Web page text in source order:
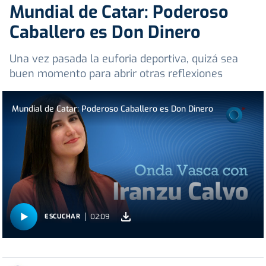
Mundial de Catar: Poderoso
Caballero es Don Dinero
Una vez pasada la euforia deportiva, quizá sea
buen momento para abrir otras reflexiones
Mundial de Catar: Poderoso Caballero es Don Dinero
ESCUCHAR 02:09